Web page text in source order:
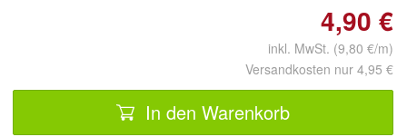
4,90 €
inkl. MwSt. (9,80 €/m)
Versandkosten nur 4,95 €
In den Warenkorb